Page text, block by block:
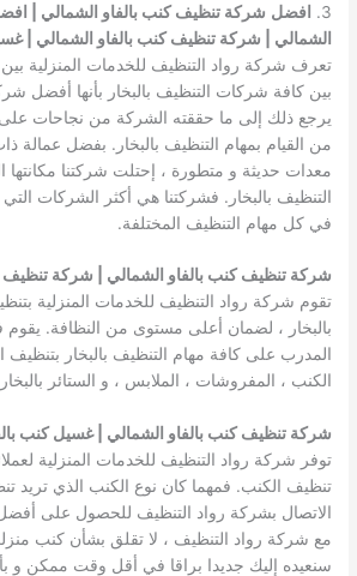
3. افضل شركة تنظيف كنب بالفاو الشمالي |
الشمالي | شركة تنظيف كنب بالفاو الشمالي |
تعرف شركة رواد التنظيف للخدمات المنزلية بين
بين كافة شركات التنظيف بالبخار بأنها أفضل
يرجع ذلك إلى ما حققته الشركة من نجاحات
من القيام بمهام التنظيف بالبخار. بفضل عمالة
معدات حديثة و متطورة ، إحتلت شركتنا
التنظيف بالبخار. فشركتنا هي أكثر الشركات التي
في كل مهام التنظيف المختلفة.
شركة تنظيف كنب بالفاو الشمالي | شركة تنظيف
تقوم شركة رواد التنظيف للخدمات المنزلية
بالبخار ، لضمان أعلى مستوى من النظافة.
المدرب على كافة مهام التنظيف بالبخار بتنظيف
الكنب ، المفروشات ، الملابس ، و الستائر
شركة تنظيف كنب بالفاو الشمالي | غسيل كنب
توفر شركة رواد التنظيف للخدمات المنزلية
تنظيف الكنب. فمهما كان نوع الكنب الذي تريد
الاتصال بشركة رواد التنظيف للحصول على
مع شركة رواد التنظيف ، لا تقلق بشأن كنب
سنعيده إليك جديدا براقا في أقل وقت ممكن و